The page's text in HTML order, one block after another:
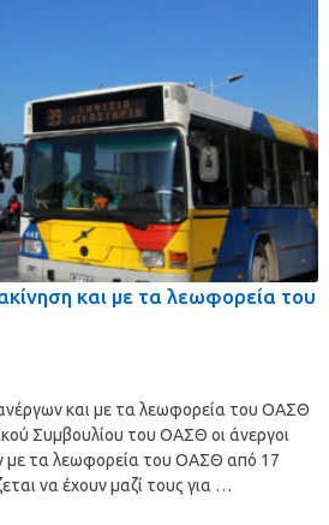
και με τα λεωφορεία του
και με τα λεωφορεία του ΟΑΣΘ
Συμβουλίου του ΟΑΣΘ οι άνεργοι
με τα λεωφορεία του ΟΑΣΘ από 17
να έχουν μαζί τους για …